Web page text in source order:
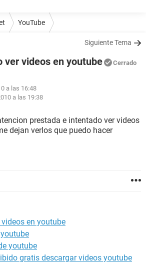
YouTube
Siguiente Tema
ver videos en youtube Cerrado
a las 16:48
a las 19:38
prestada e intentado ver videos
dejan verlos que puedo hacer
en youtube
youtube
gratis descargar videos youtube